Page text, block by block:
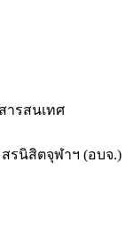
ารสนเทศ
รนิสิตจุฬาฯ (อบจ.)